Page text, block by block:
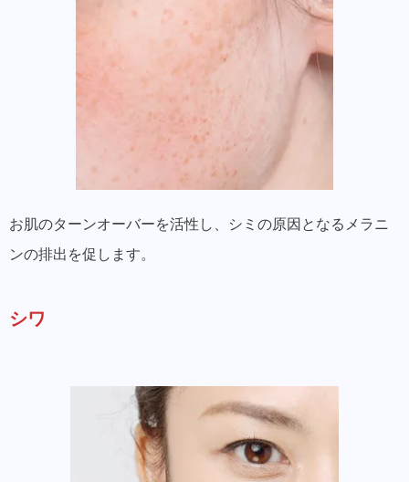
お肌のターンオーバーを活性し、シミの原因となるメラニ
ンの排出を促します。
シワ